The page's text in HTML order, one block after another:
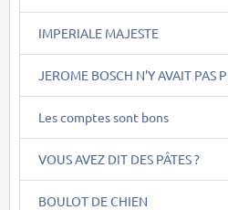
IMPERIALE MAJESTE
JEROME BOSCH N'Y AVAIT PAS
Les comptes sont bons
VOUS AVEZ DIT DES PÂTES ?
BOULOT DE CHIEN